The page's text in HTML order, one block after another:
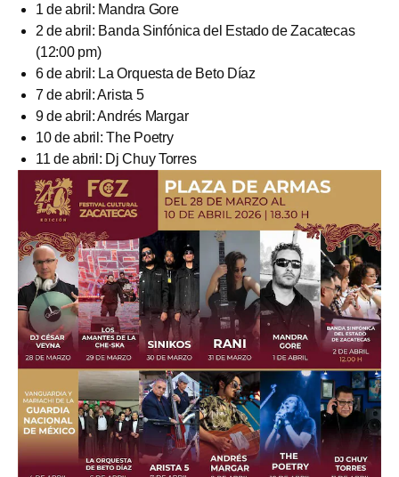
1 de abril: Mandra Gore
2 de abril: Banda Sinfónica del Estado de Zacatecas
(12:00 pm)
6 de abril: La Orquesta de Beto Díaz
7 de abril: Arista 5
9 de abril: Andrés Margar
10 de abril: The Poetry
11 de abril: Dj Chuy Torres